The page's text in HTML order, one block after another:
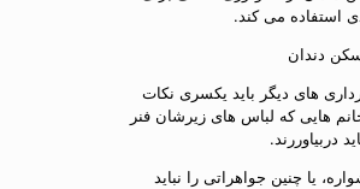
استفاده می کند.
های دیگر باید یکسری نکات
هایی که لباس های زیرشان فنر
دربیاوررند.
یا چنین جواهراتی را نباید